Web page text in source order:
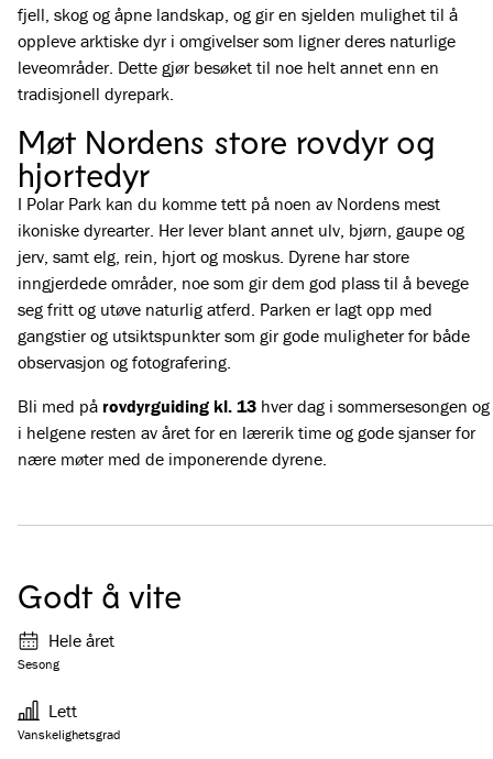
fjell, skog og åpne landskap, og gir en sjelden mulighet til å
oppleve arktiske dyr i omgivelser som ligner deres naturlige
leveområder. Dette gjør besøket til noe helt annet enn en
tradisjonell dyrepark.
Møt Nordens store rovdyr og
hjortedyr
I Polar Park kan du komme tett på noen av Nordens mest
ikoniske dyrearter. Her lever blant annet ulv, bjørn, gaupe og
jerv, samt elg, rein, hjort og moskus. Dyrene har store
inngjerdede områder, noe som gir dem god plass til å bevege
seg fritt og utøve naturlig atferd. Parken er lagt opp med
gangstier og utsiktspunkter som gir gode muligheter for både
observasjon og fotografering.
Bli med på rovdyrguiding kl. 13 hver dag i sommersesongen og
i helgene resten av året for en lærerik time og gode sjanser for
nære møter med de imponerende dyrene.
Godt å vite
Sesong
Hele året
Vanskelighetsgrad
Lett